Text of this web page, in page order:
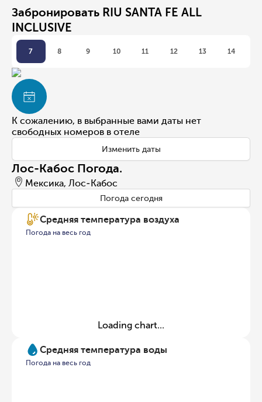
Забронировать RIU SANTA FE ALL
INCLUSIVE
7 8 9 10 11 12 13 14
К сожалению, в выбранные вами даты нет
свободных номеров в отеле
Изменить даты
Лос-Кабос Погода.
Мексика, Лос-Кабос
Погода сегодня
Средняя температура воздуха
Погода на весь год
Loading chart...
Средняя температура воды
Погода на весь год